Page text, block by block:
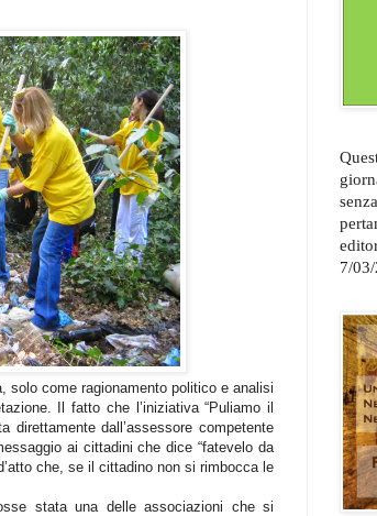
solo come ragionamento politico e analisi
Il fatto che l’iniziativa “Puliamo il
direttamente dall’assessore competente
ai cittadini che dice “fatevelo da
che, se il cittadino non si rimbocca le
stata una delle associazioni che si
7/